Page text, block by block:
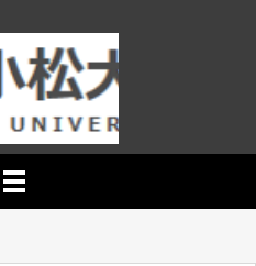
公立小松大学粟津キャンパス